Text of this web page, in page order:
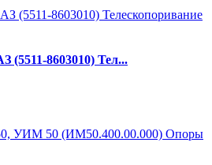
8603010) Тел...